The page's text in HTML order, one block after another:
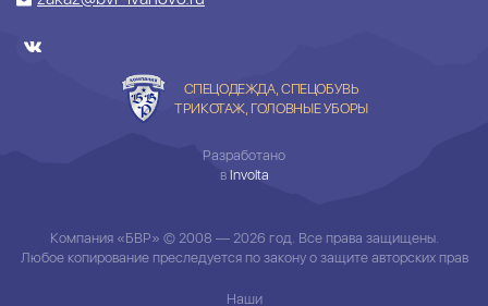
СПЕЦОДЕЖДА, СПЕЦОБУВЬ
ТРИКОТАЖ, ГОЛОВНЫЕ УБОРЫ
Разработано
в Involta
Компания «БВР» © 2008 — 2026 год. Все права защищены.
Любое копирование преследуется по закону о защите авторских прав
Наши